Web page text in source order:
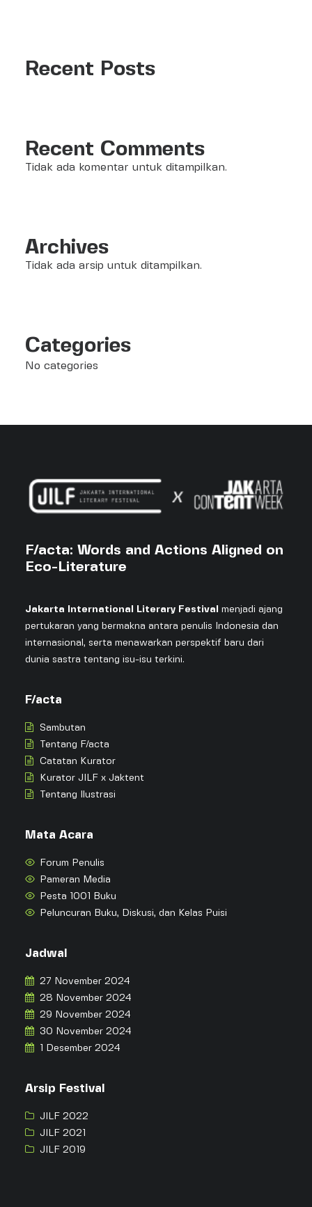
Recent Posts
Recent Comments
Tidak ada komentar untuk ditampilkan.
Archives
Tidak ada arsip untuk ditampilkan.
Categories
No categories
F/acta: Words and Actions Aligned on
Eco-Literature
Jakarta International Literary Festival
menjadi ajang
pertukaran yang bermakna antara penulis Indonesia dan
internasional, serta menawarkan perspektif baru dari
dunia sastra tentang isu-isu terkini.
F/acta
Sambutan
Tentang F/acta
Catatan Kurator
Kurator JILF x Jaktent
Tentang Ilustrasi
Mata Acara
Forum Penulis
Pameran Media
Pesta 1001 Buku
Peluncuran Buku, Diskusi, dan Kelas Puisi
Jadwal
27 November 2024
28 November 2024
29 November 2024
30 November 2024
1 Desember 2024
Arsip Festival
JILF 2022
JILF 2021
JILF 2019